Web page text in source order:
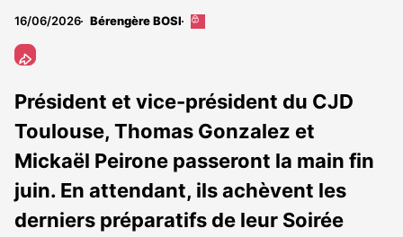
16/06/2026 Bérengère BOSI
Cet
abonnés
Président et vice-président du CJD
Toulouse, Thomas Gonzalez et
Mickaël Peirone passeront la main fin
juin. En attendant, ils achèvent les
derniers préparatifs de leur Soirée